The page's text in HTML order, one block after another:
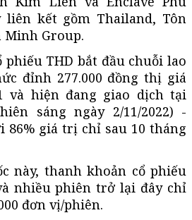
liên kết gồm Thailand, Tôn
Minh Group.
THD bắt đầu chuỗi lao
đỉnh 277.000 đồng thị giá
và hiện đang giao dịch tại
sáng ngày 2/11/2022) -
giá trị chỉ sau 10 tháng
này, thanh khoản cổ phiếu
nhiều phiên trở lại đây chỉ
đơn vị/phiên.